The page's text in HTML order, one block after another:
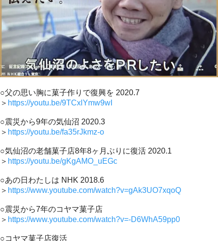
○父の思い胸に菓子作りで復興を 2020.7
＞ https://youtu.be/9TCxlYmw9wI
○震災から9年の気仙沼 2020.3
＞ https://youtu.be/fa35rJkmz-o
○気仙沼の老舗菓子店8年8ヶ月ぶりに復活 2020.1
＞ https://youtu.be/gKgAMO_uEGc
○あの日わたしは NHK 2018.6
＞ https://www.youtube.com/watch?v=gAk3UO7xqoQ
○震災から7年のコヤマ菓子店
＞ https://www.youtube.com/watch?v=-D6WhA59pp0
○コヤマ菓子店復活